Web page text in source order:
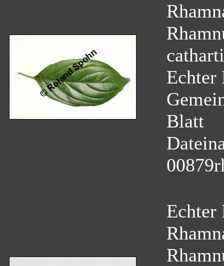
Echter
Blatt
Echter